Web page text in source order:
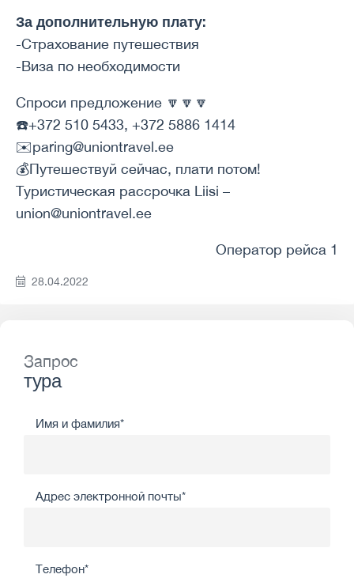
За дополнительную плату:
-Страхование путешествия
-Виза по необходимости
Спроси предложение 🔽🔽🔽
☎️+372 510 5433, +372 5886 1414
✉️paring@uniontravel.ee
💰Путешествуй сейчас, плати потом!
Туристическая рассрочка Liisi –
union@uniontravel.ee
Оператор рейса 1
28.04.2022
Запрос
тура
Имя и фамилия*
Адрес электронной почты*
Телефон*